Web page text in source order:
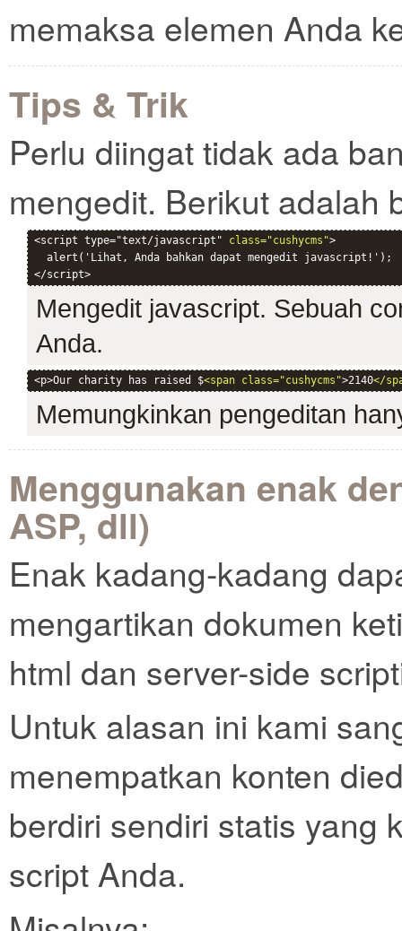
memaksa elemen Anda
Tips & Trik
Perlu diingat tidak ada
mengedit. Berikut adalah
<script type="text/javascript" class="cushycms">
  alert('Lihat, Anda bahkan dapat mengedit javascript!');
Mengedit javascript. Sebuah
Anda.
<p>Our charity has raised $<span class="cushycms">2140</
Memungkinkan pengeditan
Menggunakan enak
ASP, dll)
Enak kadang-kadang
mengartikan dokumen
html dan server-side
Untuk alasan ini kami
menempatkan konten
berdiri sendiri statis yang
script Anda.